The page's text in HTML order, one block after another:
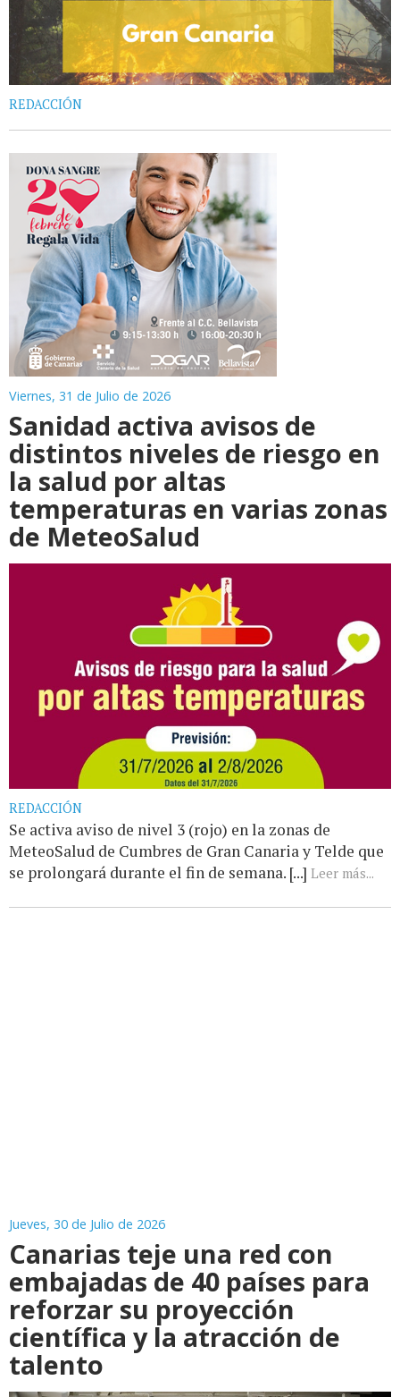
REDACCIÓN
Viernes, 31 de Julio de 2026
Sanidad activa avisos de
distintos niveles de riesgo en
la salud por altas
temperaturas en varias zonas
de MeteoSalud
REDACCIÓN
Se activa aviso de nivel 3 (rojo) en la zonas de
MeteoSalud de Cumbres de Gran Canaria y Telde que
se prolongará durante el fin de semana. [...] Leer más...
Jueves, 30 de Julio de 2026
Canarias teje una red con
embajadas de 40 países para
reforzar su proyección
científica y la atracción de
talento